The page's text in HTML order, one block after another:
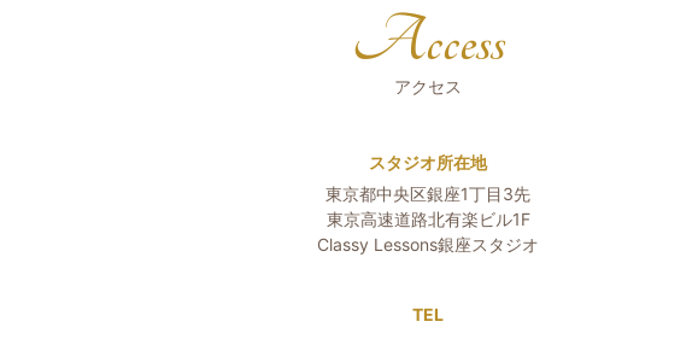
Access
アクセス
スタジオ所在地
東京都中央区銀座1丁目3先
東京高速道路北有楽ビル1F
Classy Lessons銀座スタジオ
TEL